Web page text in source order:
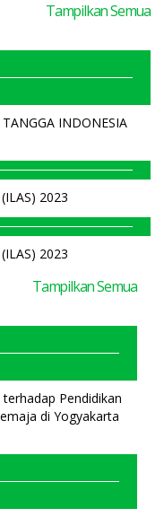
Tampilkan Semua
INDONESIA
2023
2023
Tampilkan Semua
Pendidikan
di Yogyakarta